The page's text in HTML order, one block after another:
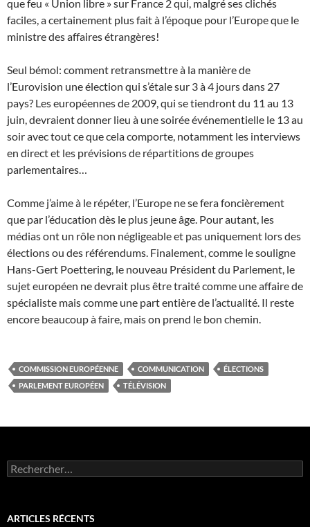
que feu « Union libre » sur France 2 qui, malgré ses clichés
faciles, a certainement plus fait à l’époque pour l’Europe que le
ministre des affaires étrangères!
Seul bémol: comment retransmettre à la manière de
l’Eurovision une élection qui s’étale sur 3 à 4 jours dans 27
pays? Les européennes de 2009, qui se tiendront du 11 au 13
juin, devraient donner lieu à une soirée événementielle le 13 au
soir avec tout ce que cela comporte, notamment les interviews
en direct et les prévisions de répartitions de groupes
parlementaires…
Comme j’aime à le répéter, l’Europe ne se fera foncièrement
que par l’éducation dès le plus jeune âge. Pour autant, les
médias ont un rôle non négligeable et pas uniquement lors des
élections ou des référendums. Finalement, comme le souligne
Hans-Gert Poettering, le nouveau Président du Parlement, le
sujet européen ne devrait plus être traité comme une affaire de
spécialiste mais comme une part entière de l’actualité. Il reste
encore beaucoup à faire, mais on prend le bon chemin.
COMMISSION EUROPÉENNE COMMUNICATION
ÉLECTIONS
PARLEMENT EUROPÉEN
TÉLÉVISION
Rechercher :
ARTICLES RÉCENTS